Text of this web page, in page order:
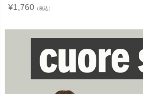
¥1,760 （税込）